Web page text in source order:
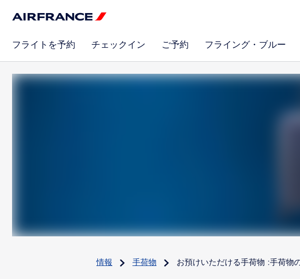
フライトを予約 チェックイン ご予約 フライング・ブルー
情報 手荷物 お預けいただける手荷物 :手荷物